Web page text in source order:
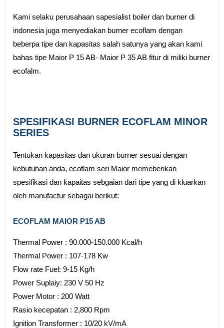
Kami selaku perusahaan sapesialist boiler dan burner di
indonesia juga menyediakan burner ecoflam dengan
beberpa tipe dan kapasitas salah satunya yang akan kami
bahas tipe Maior P 15 AB- Maior P 35 AB fitur di miliki burner
ecofalm.
SPESIFIKASI BURNER ECOFLAM MINOR
SERIES
Tentukan kapasitas dan ukuran burner sesuai dengan
kebutuhan anda, ecoflam seri Maior memeberikan
spesifikasi dan kapaitas sebgaian dari tipe yang di kluarkan
oleh manufactur sebagai berikut:
ECOFLAM MAIOR P15 AB
Thermal Power : 90.000-150.000 Kcal/h
Thermal Power : 107-178 Kw
Flow rate Fuel: 9-15 Kg/h
Power Suplaiy: 230 V 50 Hz
Power Motor : 200 Watt
Rasio kecepatan : 2,800 Rpm
Ignition Transformer : 10/20 kV/mA